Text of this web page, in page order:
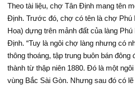
Theo tài liệu, chợ Tân Định mang tên
Định. Trước đó, chợ có tên là chợ Phú
Hoa) dựng trên mảnh đất của làng
Định. “Tuy là ngôi chợ làng nhưng có
thông thoáng, tập trung buôn bán
thành từ thập niên 1880. Ðó là một
vùng Bắc Sài Gòn. Nhưng sau đó có